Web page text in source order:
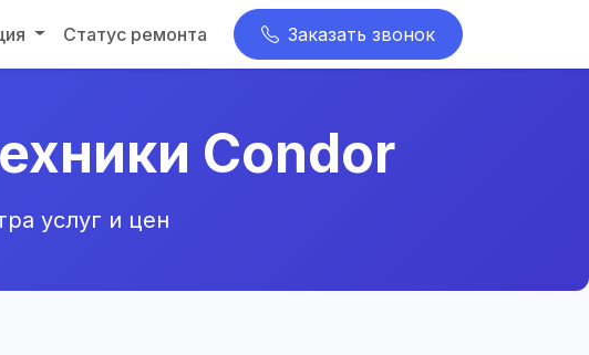
Статус ремонта Заказать звонок
Condor
услуг и цен